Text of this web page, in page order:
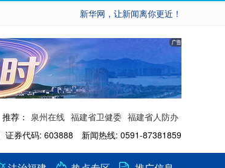
新华网，让新闻离你更近！
推荐： 泉州在线 福建省卫健委 福建省人防办
证券代码: 603888 新闻热线: 0591-87381859